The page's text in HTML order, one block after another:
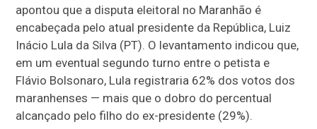
apontou que a disputa eleitoral no Maranhão é
encabeçada pelo atual presidente da República, Luiz
Inácio Lula da Silva (PT). O levantamento indicou que,
em um eventual segundo turno entre o petista e
Flávio Bolsonaro, Lula registraria 62% dos votos dos
maranhenses — mais que o dobro do percentual
alcançado pelo filho do ex-presidente (29%).